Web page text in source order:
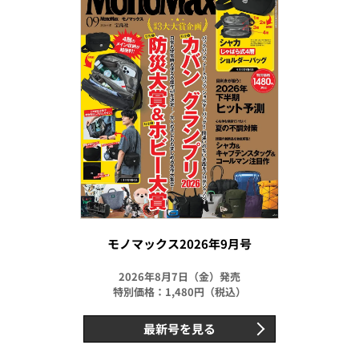
モノマックス2026年9月号
2026年8月7日（金）発売
特別価格：1,480円（税込）
最新号を見る